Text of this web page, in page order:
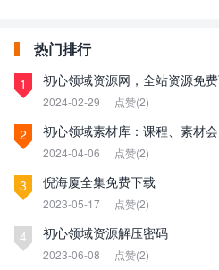
热门排行
1 初心领域资源网，全站资源免
2024-02-29 点赞(2)
2 初心领域素材库：课程、素材
2024-04-06 点赞(2)
3 倪海厦全集免费下载
2023-05-17 点赞(2)
4 初心领域资源解压密码
2023-06-08 点赞(2)